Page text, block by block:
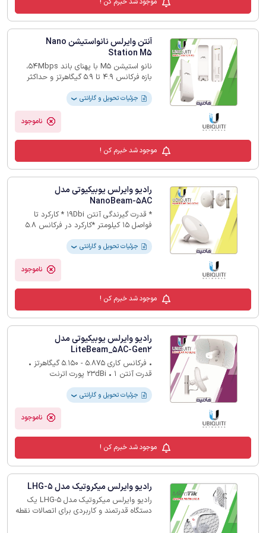
موجود شد خبرم کن !
آنتن وایرلس نانواستیشن Nano
Station M5
نانو استیشن ‏M5‎‏ با پهنای باند ‏Mbps‏54،
بازه فرکانس 4.9 تا 5.9 گیگاهرتز و حداکثر
کیلومتر فراهم می‌نماید.‏
جزئیات تحویل و گارانتی ❯
ناموجود
موجود شد خبرم کن !
رادیو وایرلس یوبیکیوتی مدل
NanoBeam-5AC
* قدرت گیرندگی آنتن 19Dbi * کارکرد تا
فواصل 15 کیلومتر *کارکرد در فرکانس 5.8
بودن یک پورت 10/100/1000با قابلیت POE
جزئیات تحویل و گارانتی ❯
ناموجود
موجود شد خبرم کن !
رادیو وایرلس یوبیکیوتی مدل
LiteBeam_5AC-Gen2
• فرکانس کاری 5.875 - 5.150 گیگاهرتز •
قدرت آنتن 23dBi • 1 پورت اترنت
استاندارد وایرلس 802.11ac • فاصله کارکرد
15 کیلومتر • مصرف برق تا 7 وات • منبع
تغذیه آداپتور 24V /0.3A • دارای کیت Pole-
جزئیات تحویل و گارانتی ❯
ناموجود
موجود شد خبرم کن !
رادیو وایرلس میکروتیک مدل LHG-5
رادیو وایرلس میکروتیک مدل LHG-5 یک
دستگاه قدرتمند و کاربردی برای اتصالات نقطه